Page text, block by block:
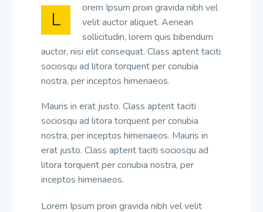
L
orem Ipsum proin gravida nibh vel
velit auctor aliquet. Aenean
sollicitudin, lorem quis bibendum
auctor, nisi elit consequat. Class aptent taciti
sociosqu ad litora torquent per conubia
nostra, per inceptos himenaeos.
Mauris in erat justo. Class aptent taciti
sociosqu ad litora torquent per conubia
nostra, per inceptos himenaeos. Mauris in
erat justo. Class aptent taciti sociosqu ad
litora torquent per conubia nostra, per
inceptos himenaeos.
Lorem Ipsum proin gravida nibh vel velit